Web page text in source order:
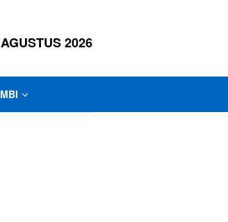
2026